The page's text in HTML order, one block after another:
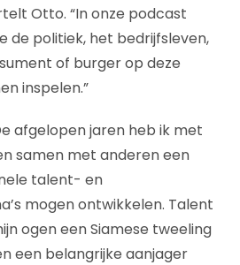
Otto. “In onze podcast
de politiek, het bedrijfsleven,
of burger op deze
inspelen.”
afgelopen jaren heb ik met
samen met anderen een
talent- en
mogen ontwikkelen. Talent
ogen een Siamese tweeling
een belangrijke aanjager